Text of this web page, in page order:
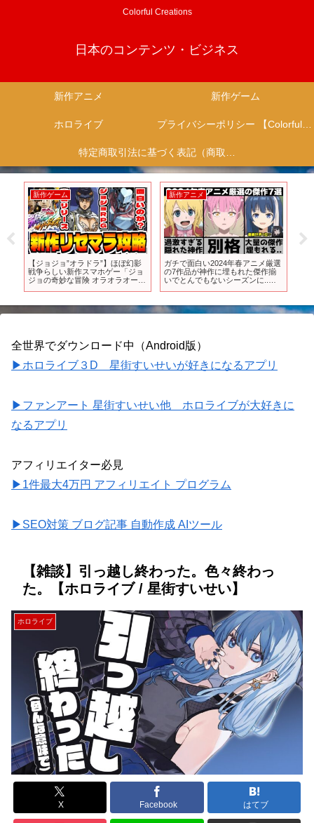
Colorful Creations
日本のコンテンツ・ビジネス
新作アニメ 新作ゲーム
ホロライブ プライバシーポリシー 【Colorful Creation】
特定商取引法に基づく表記（商取引に関する開示）
新作ゲーム
【ジョジョ”オラドラ”】ほぼ幻影
戦争らしい新作スマホゲー「ジョ
ジョの奇妙な冒険 オラオラオーバ
新作アニメ
ガチで面白い2024年春アニメ厳選
の7作品が神作に埋もれた傑作揃
いでとんでもないシーズンに..
桜さんちの大作戦】【ウィンドブ
レーカー】
全世界でダウンロード中（Android版）
▶ホロライブ３D 星街すいせいが好きになるアプリ
▶ファンアート 星街すいせい他 ホロライブが大好きに
なるアプリ
アフィリエイター必見
▶1件最大4万円 アフィリエイト プログラム
▶SEO対策 ブログ記事 自動作成 AIツール
【雑談】引っ越し終わった。色々終わっ
た。【ホロライブ / 星街すいせい】
ホロライブ
X Facebook はてブ